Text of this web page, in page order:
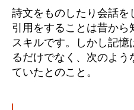
詩文をものしたり会話を
引用をすることは昔から
スキルです。しかし記憶
るだけでなく、次のよ
ていたとのこと。